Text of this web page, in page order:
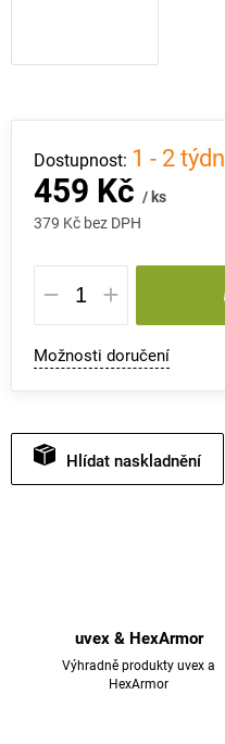
459 Kč / ks
379 Kč bez DPH
Měrná
cena:
1 - 2
Možnosti doručení
Hlídat
uvex & HexArmor
Výhradně produkty uvex a
HexArmor